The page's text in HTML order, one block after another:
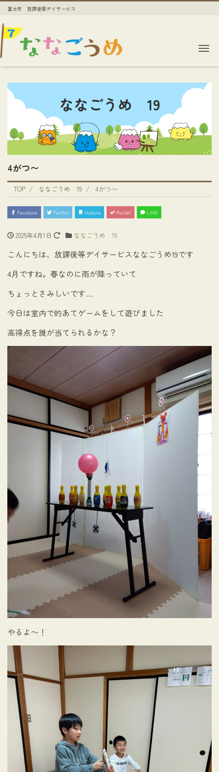
富士市 放課後等デイサービス
ななごうめ 19
4がつ〜
TOP ななごうめ 19 4がつ〜
Facebook Twitter Hatena Pocket LINE
2025年4月1日 ななごうめ 19
こんにちは、放課後等デイサービスななごうめ19です
4月ですね。春なのに雨が降っていて
ちょっとさみしいです…
今日は室内で的あてゲームをして遊びました
高得点を誰が当てられるかな？
やるよ〜！